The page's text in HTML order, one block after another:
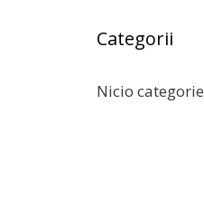
Categorii
Nicio categorie